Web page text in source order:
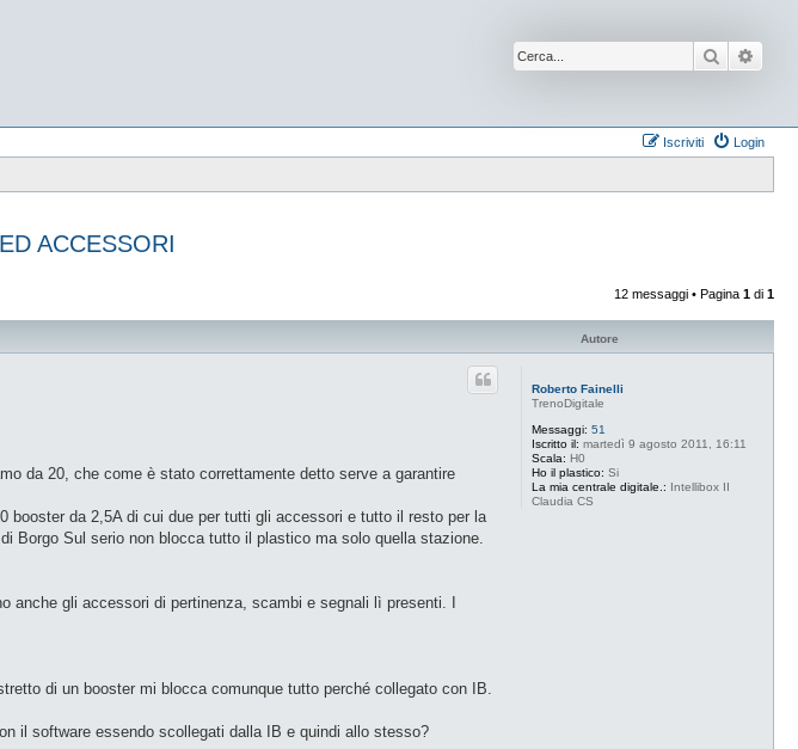
Cerca
Login
Iscriviti
ACCESSORI
12 messaggi • Pagina 1 di 1
Autore
Roberto Fainelli
TrenoDigitale
Messaggi: 51
Iscritto il: martedì 9 agosto 2011, 16:11
Scala: H0
Ho il plastico: Si
La mia centrale digitale.: Intellibox II
Claudia CS
da 20, che come è stato correttamente detto serve a garantire
booster da 2,5A di cui due per tutti gli accessori e tutto il resto per la
Borgo Sul serio non blocca tutto il plastico ma solo quella stazione.
anche gli accessori di pertinenza, scambi e segnali lì presenti. I
di un booster mi blocca comunque tutto perché collegato con IB.
il software essendo scollegati dalla IB e quindi allo stesso?